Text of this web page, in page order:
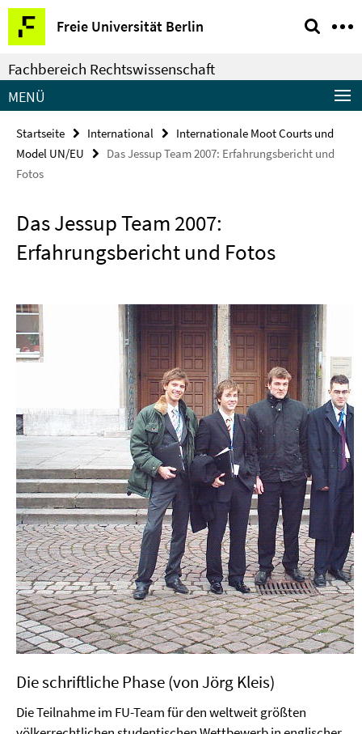
Springe
direkt
zu
Inhalt
Freie Universität Berlin
Service-
Navigation
Fachbereich Rechtswissenschaft
MENÜ
Startseite International
Internationale Moot Courts und
Model UN/EU
Das Jessup Team 2007: Erfahrungsbericht und
Fotos
Das Jessup Team 2007:
Erfahrungsbericht und Fotos
Die schriftliche Phase (von Jörg Kleis)
Die Teilnahme im FU-Team für den weltweit größten